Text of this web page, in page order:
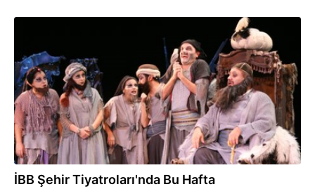
İBB Şehir Tiyatroları'nda Bu Hafta